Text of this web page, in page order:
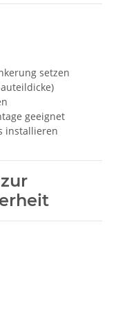
setzen
geeignet
installieren